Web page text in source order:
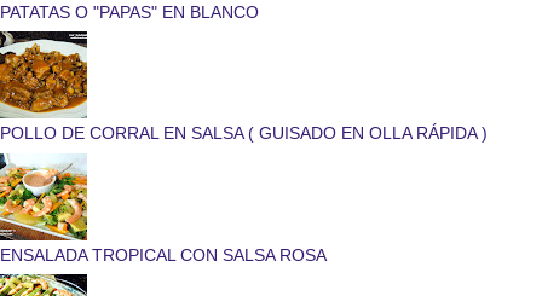
PATATAS O "PAPAS" EN BLANCO
POLLO DE CORRAL EN SALSA ( GUISADO EN OLLA RÁPIDA )
ENSALADA TROPICAL CON SALSA ROSA